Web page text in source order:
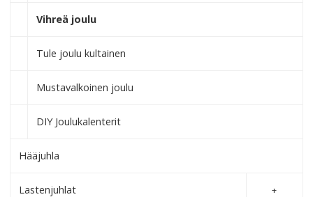
Vihreä joulu
Tule joulu kultainen
Mustavalkoinen joulu
DIY Joulukalenterit
Hääjuhla
Lastenjuhlat